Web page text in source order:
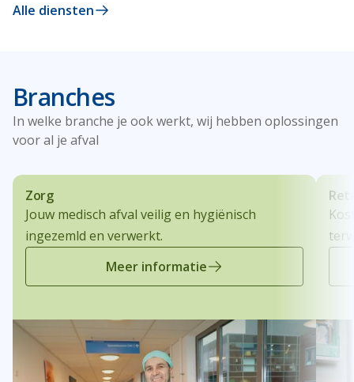
Alle diensten
Branches
In welke branche je ook werkt, wij hebben oplossingen
voor al je afval
Zorg
Jouw medisch afval veilig en hygiënisch
ingezemld en verwerkt.
Meer informatie